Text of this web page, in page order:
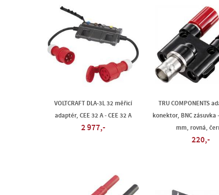
VOLTCRAFT DLA-3L 32 měřicí
adaptér, CEE 32 A - CEE 32 A
2 977,-
TRU COMPONENTS
konektor, BNC zásuvka
mm, rovná,
220,-